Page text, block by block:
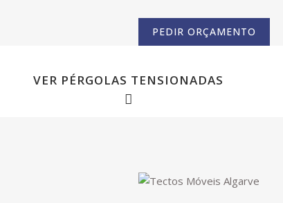
PEDIR ORÇAMENTO
VER PÉRGOLAS TENSIONADAS
Lagos